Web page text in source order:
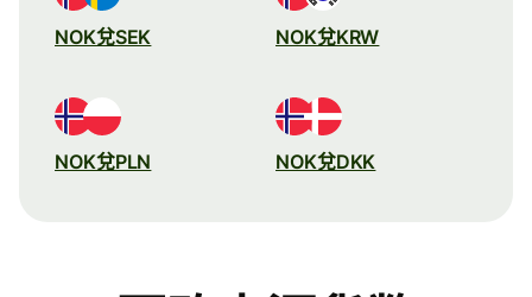
NOK兌SEK NOK兌KRW
NOK兌PLN NOK兌DKK